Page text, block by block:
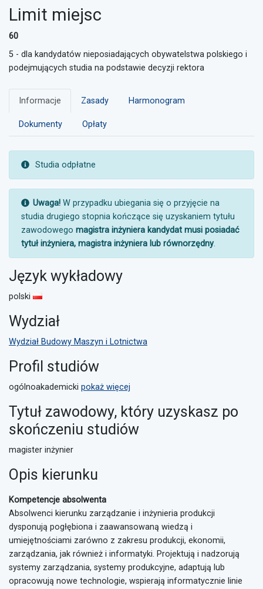
Limit miejsc
60
5 - dla kandydatów nieposiadających obywatelstwa polskiego i
podejmujących studia na podstawie decyzji rektora
Informacje Zasady Harmonogram
Dokumenty Opłaty
UWAGA:
Studia odpłatne
UWAGA:
Uwaga! W przypadku ubiegania się o przyjęcie na
studia drugiego stopnia kończące się uzyskaniem tytułu
zawodowego magistra inżyniera kandydat musi posiadać
tytuł inżyniera, magistra inżyniera lub równorzędny.
Język wykładowy
polski
Wydział
Wydział Budowy Maszyn i Lotnictwa
Profil studiów
ogólnoakademicki pokaż więcej
Tytuł zawodowy, który uzyskasz po
skończeniu studiów
magister inżynier
Opis kierunku
Kompetencje absolwenta
Absolwenci kierunku zarządzanie i inżynieria produkcji
dysponują pogłębiona i zaawansowaną wiedzą i
umiejętnościami zarówno z zakresu produkcji, ekonomii,
zarządzania, jak również i informatyki. Projektują i nadzorują
systemy zarządzania, systemy produkcyjne, adaptują lub
opracowują nowe technologie, wspierają informatycznie linie